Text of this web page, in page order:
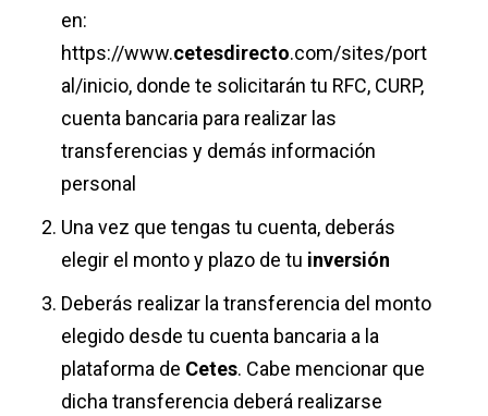
en:
https://www.cetesdirecto.com/sites/port
al/inicio, donde te solicitarán tu RFC, CURP,
cuenta bancaria para realizar las
transferencias y demás información
personal
Una vez que tengas tu cuenta, deberás
elegir el monto y plazo de tu inversión
Deberás realizar la transferencia del monto
elegido desde tu cuenta bancaria a la
plataforma de Cetes. Cabe mencionar que
dicha transferencia deberá realizarse